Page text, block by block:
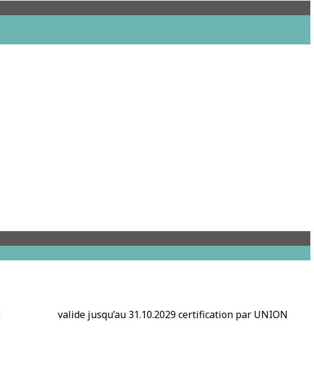
valide jusqu’au 31.10.2029 certification par UNION